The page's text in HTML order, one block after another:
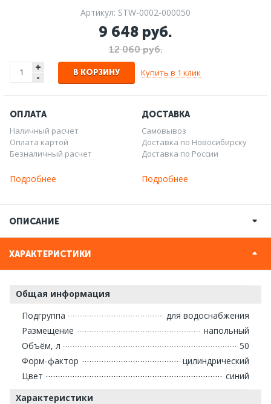
Артикул: STW-0002-000050
9 648 руб.
12 060 руб.
+
- В КОРЗИНУ Купить в 1 клик
ОПЛАТА
Наличный расчет
Оплата картой
Безналичный расчет
Подробнее
ДОСТАВКА
Самовывоз
Доставка по Новосибирску
Доставка по России
Подробнее
ОПИСАНИЕ
ХАРАКТЕРИСТИКИ
Общая информация
Подгруппа
для водоснабжения
Размещение
напольный
Объём, л
50
Форм-фактор
цилиндрический
Цвет
синий
Характеристики